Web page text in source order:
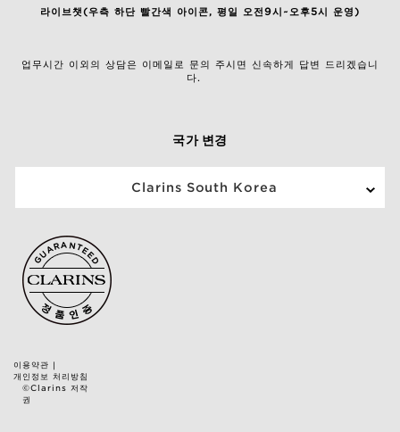
라이브챗(우측 하단 빨간색 아이콘, 평일 오전9시~오후5시 운영)
업무시간 이외의 상담은 이메일로 문의 주시면 신속하게 답변 드리겠습니
다.
국가 변경
Clarins South Korea
이용약관 |
개인정보 처리방침
©Clarins 저작
권